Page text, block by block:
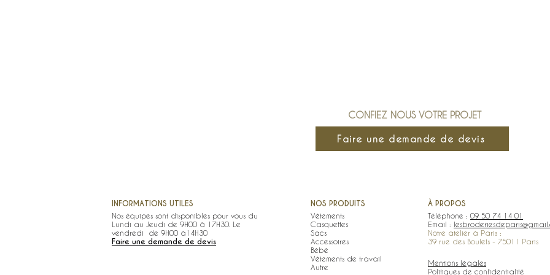
CONFIEZ NOUS VOTRE PROJET
Faire une demande de devis
INFORMATIONS UTILES
Nos équipes sont disponibles pour vous du
Lundi au Jeudi de 9H00 à 17H30. Le
vendredi de 9H00 à14H30
Faire une demande de devis
NOS PRODUITS
Vêtements
Casquettes
Sacs
Accessoires
Bébé
Vêtements de travail
Autre
À PROPOS
Téléphone : 09 50 74 14 01
Email :
Notre atelier à Paris :
39 rue des Boulets - 75011 Paris
Mentions légales
Politiques de confidentialité